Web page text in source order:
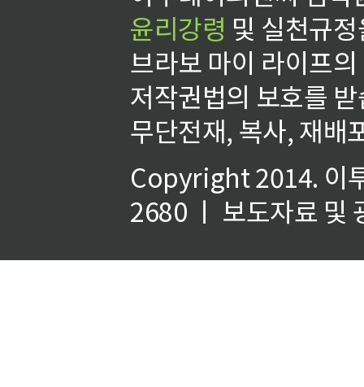
윤리강령 및 실천규
브라보 마이 라이프
저작권법의 보호를
무단전재, 복사, 재배
Copyright 2014. 이
2680 ㅣ 보도자료